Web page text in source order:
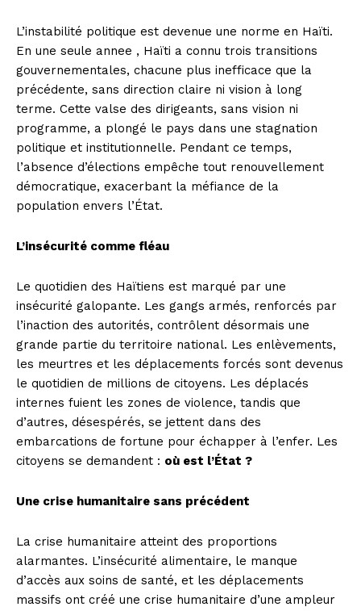
L’instabilité politique est devenue une norme en Haïti.
En une seule annee , Haïti a connu trois transitions
gouvernementales, chacune plus inefficace que la
précédente, sans direction claire ni vision à long
terme. Cette valse des dirigeants, sans vision ni
programme, a plongé le pays dans une stagnation
politique et institutionnelle. Pendant ce temps,
l’absence d’élections empêche tout renouvellement
démocratique, exacerbant la méfiance de la
population envers l’État.
L’insécurité comme fléau
Le quotidien des Haïtiens est marqué par une
insécurité galopante. Les gangs armés, renforcés par
l’inaction des autorités, contrôlent désormais une
grande partie du territoire national. Les enlèvements,
les meurtres et les déplacements forcés sont devenus
le quotidien de millions de citoyens. Les déplacés
internes fuient les zones de violence, tandis que
d’autres, désespérés, se jettent dans des
embarcations de fortune pour échapper à l’enfer. Les
citoyens se demandent : où est l’État ?
Une crise humanitaire sans précédent
La crise humanitaire atteint des proportions
alarmantes. L’insécurité alimentaire, le manque
d’accès aux soins de santé, et les déplacements
massifs ont créé une crise humanitaire d’une ampleur